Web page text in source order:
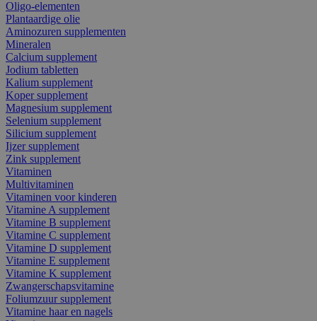
Oligo-elementen
Plantaardige olie
Aminozuren supplementen
Mineralen
Calcium supplement
Jodium tabletten
Kalium supplement
Koper supplement
Magnesium supplement
Selenium supplement
Silicium supplement
Ijzer supplement
Zink supplement
Vitaminen
Multivitaminen
Vitaminen voor kinderen
Vitamine A supplement
Vitamine B supplement
Vitamine C supplement
Vitamine D supplement
Vitamine E supplement
Vitamine K supplement
Zwangerschapsvitamine
Foliumzuur supplement
Vitamine haar en nagels